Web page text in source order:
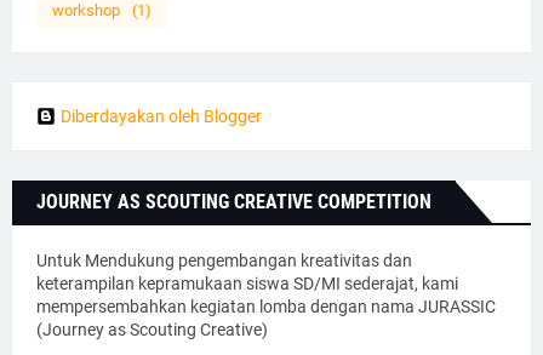
workshop (1)
Diberdayakan oleh Blogger
JOURNEY AS SCOUTING CREATIVE COMPETITION
Untuk Mendukung pengembangan kreativitas dan
keterampilan kepramukaan siswa SD/MI sederajat, kami
mempersembahkan kegiatan lomba dengan nama JURASSIC
(Journey as Scouting Creative)